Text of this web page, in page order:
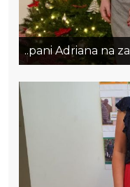
..pani Adriana na